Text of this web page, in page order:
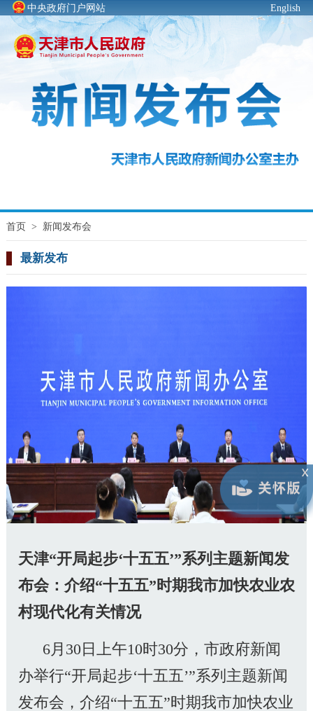
中央政府门户网站 English
首页> 新闻发布会
最新发布
天津“开局起步‘十五五’”系列主题新闻发
布会：介绍“十五五”时期我市加快农业农
村现代化有关情况
6月30日上午10时30分，市政府新闻
办举行“开局起步‘十五五’”系列主题新闻
发布会，介绍“十五五”时期我市加快农业